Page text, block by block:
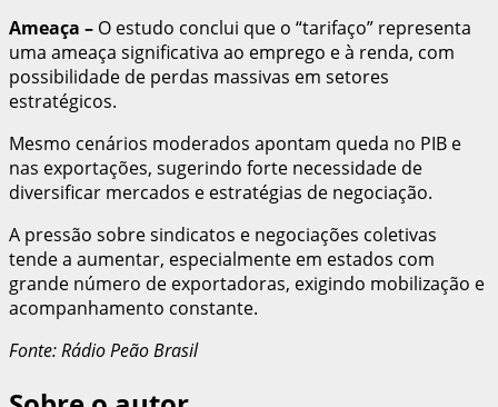
Ameaça – O estudo conclui que o “tarifaço” representa
uma ameaça significativa ao emprego e à renda, com
possibilidade de perdas massivas em setores
estratégicos.
Mesmo cenários moderados apontam queda no PIB e
nas exportações, sugerindo forte necessidade de
diversificar mercados e estratégias de negociação.
A pressão sobre sindicatos e negociações coletivas
tende a aumentar, especialmente em estados com
grande número de exportadoras, exigindo mobilização e
acompanhamento constante.
Fonte: Rádio Peão Brasil